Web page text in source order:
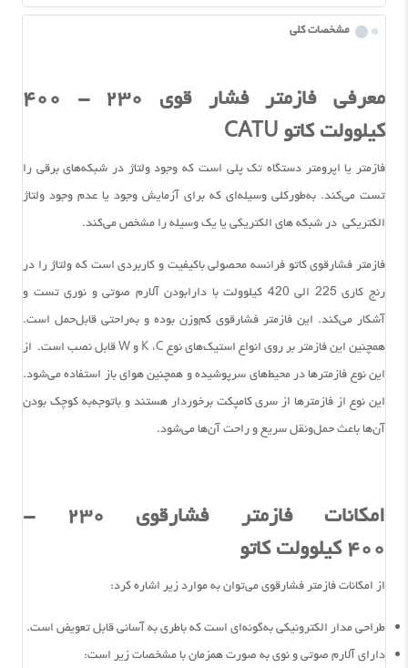
مشخصات کلی
معرفی فازمتر فشار قوی ۲۳۰ - ۴۰۰
کیلوولت کاتو CATU
فازمتر یا اپرومتر دستگاه تک پلی است که وجود ولتاژ در شبکه‌های برقی را
تست می‌کند. به‌طورکلی وسیله‌ای که برای آزمایش وجود یا عدم وجود ولتاژ
الکتریکی در شبکه های الکتریکی یا یک وسیله را مشخص می‌کند.
فازمتر فشارقوی کاتو فرانسه محصولی باکیفیت و کاربردی است که ولتاژ را در
رنج کاری 225 الی 420 کیلوولت با دارابودن آلارم صوتی و نوری تست و
آشکار می‌کند. این فازمتر فشارقوی کم‌وزن بوده و به‌راحتی قابل‌حمل است.
همچنین این فازمتر بر روی انواع استیک‌های نوع K ،C و W قابل نصب است. از
این نوع فازمترها در محیط‌های سرپوشیده و همچنین هوای باز استفاده می‌شود.
این نوع از فازمترها از سری کامپکت‌ برخوردار هستند و باتوجه‌به کوچک بودن
آن‌ها باعث حمل‌ونقل سریع و راحت آن‌ها می‌شود.
امکانات فازمتر فشارقوی ۲۳۰ -
۴۰۰ کیلوولت کاتو
از امکانات فازمتر فشارقوی می‌توان به موارد زیر اشاره کرد:
طراحی مدار الکترونیکی به‌گونه‌ای است که باطری به آسانی قابل تعویض است.
دارای آلارم صوتی و نوی به صورت همزمان با مشخصات زیر است: